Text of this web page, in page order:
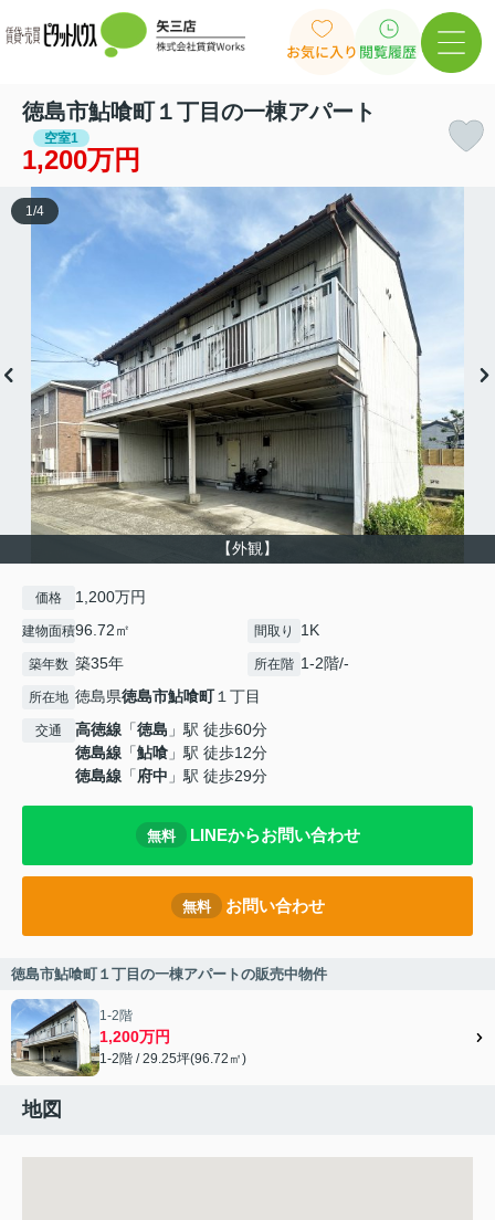
お気に入り 閲覧履歴
徳島市鮎喰町１丁目の一棟アパート
空室1
1,200万円
【外観】
1/4
価格 1,200万円
建物面積96.72㎡ 間取り 1K
築年数 築35年 所在階 1-2階/-
所在地 徳島県徳島市鮎喰町１丁目
交通 高徳線 「徳島 」駅 徒歩60分
徳島線 「鮎喰 」駅 徒歩12分
徳島線 「府中 」駅 徒歩29分
無料 LINEからお問い合わせ
無料 お問い合わせ
徳島市鮎喰町１丁目の一棟アパートの販売中物件
1-2階
1,200万円
1-2階 / 29.25坪(96.72㎡)
地図